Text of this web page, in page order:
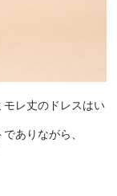
レ丈のドレスはい
ありながら、